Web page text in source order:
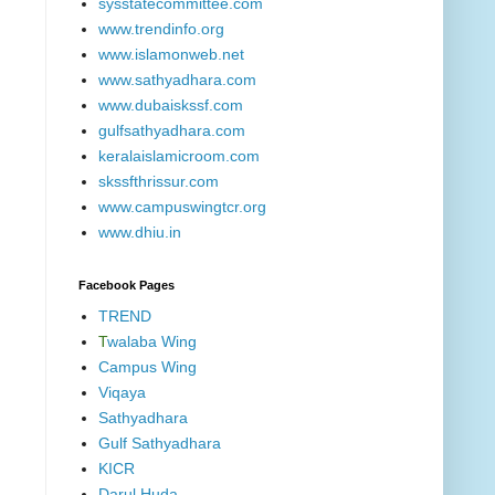
sysstatecommittee.com
www.trendinfo.org
www.islamonweb.net
www.sathyadhara.com
www.dubaiskssf.com
gulfsathyadhara.com
keralaislamicroom.com
skssfthrissur.com
www.campuswingtcr.org
www.dhiu.in
Facebook Pages
TREND
Twalaba Wing
Campus Wing
Viqaya
Sathyadhara
Gulf Sathyadhara
KICR